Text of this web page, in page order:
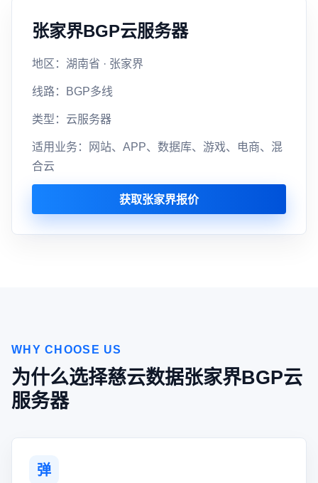
张家界BGP云服务器
地区：湖南省 · 张家界
线路：BGP多线
类型：云服务器
适用业务：网站、APP、数据库、游戏、电商、混
合云
获取张家界报价
WHY CHOOSE US
为什么选择慈云数据张家界BGP云
服务器
弹